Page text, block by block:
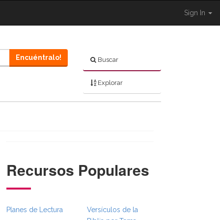
Sign In
Buscar
Explorar
Encuéntralo!
}} }}
Recursos Populares
Planes de Lectura
Versículos de la